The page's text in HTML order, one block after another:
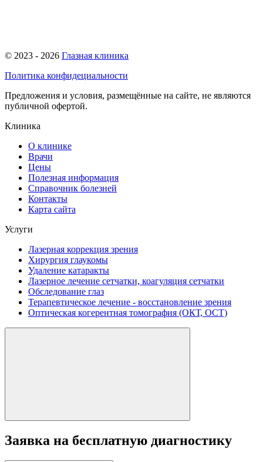
© 2023 - 2026 Глазная клиника
Политика конфидециальности
Предложения и условия, размещённые на сайте, не являются
публичной офертой.
Клиника
О клинике
Врачи
Цены
Полезная информация
Справочник болезней
Контакты
Карта сайта
Услуги
Лазерная коррекция зрения
Хирургия глаукомы
Удаление катаракты
Лазерное лечение сетчатки, коагуляция сетчатки
Обследование глаз
Терапевтическое лечение - восстановление зрения
Оптическая когерентная томография (ОКТ, ОСТ)
Заявка на бесплатную диагностику